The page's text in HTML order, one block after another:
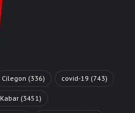
Cilegon (336) covid-19 (743)
Kabar (3451)